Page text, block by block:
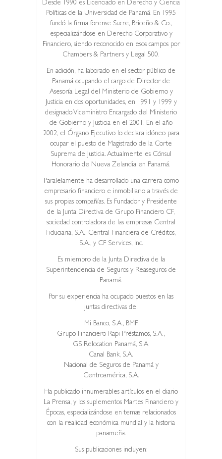
Desde 1990 es Licenciado en Derecho y Ciencia
Políticas de la Universidad de Panamá. En 1995
fundó la firma forense Sucre, Briceño & Co.,
especializándose en Derecho Corporativo y
Financiero, siendo reconocido en esos campos por
Chambers & Partners y Legal 500.
En adición, ha laborado en el sector público de
Panamá ocupando el cargo de Director de
Asesoría Legal del Ministerio de Gobierno y
Justicia en dos oportunidades, en 1991 y 1999 y
designado Viceministro Encargado del Ministerio
de Gobierno y Justicia en el 2001. En el año
2002, el Órgano Ejecutivo lo declara idóneo para
ocupar el puesto de Magistrado de la Corte
Suprema de Justicia. Actualmente es Cónsul
Honorario de Nueva Zelandia en Panamá.
Paralelamente ha desarrollado una carrera como
empresario financiero e inmobiliario a través de
sus propias compañías. Es Fundador y Presidente
de la Junta Directiva de Grupo Financiero CF,
sociedad controladora de las empresas Central
Fiduciaria, S.A., Central Financiera de Créditos,
S.A., y CF Services, Inc.
Es miembro de la Junta Directiva de la
Superintendencia de Seguros y Reaseguros de
Panamá.
Por su experiencia ha ocupado puestos en las
juntas directivas de:
Mi Banco, S.A., BMF
Grupo Financiero Rapi Préstamos, S.A.,
GS Relocation Panamá, S.A.
Canal Bank, S.A.
Nacional de Seguros de Panamá y
Centroamérica, S.A.
Ha publicado innumerables artículos en el diario
La Prensa, y los suplementos Martes Financiero y
Épocas, especializándose en temas relacionados
con la realidad económica mundial y la historia
panameña.
Sus publicaciones incluyen: